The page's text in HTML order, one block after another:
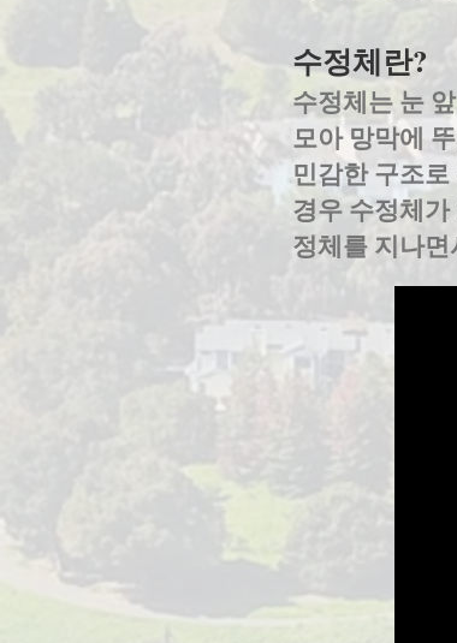
수정체란?
수정체는 눈
모아 망막에
민감한 구조
경우 수정체
정체를 지나